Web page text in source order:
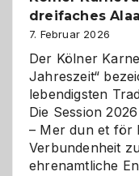
dreifaches
7. Februar 2026
Der Kölner
Jahreszeit“
lebendigsten
Die Session
– Mer dun et för
Verbundenheit
ehrenamtliche